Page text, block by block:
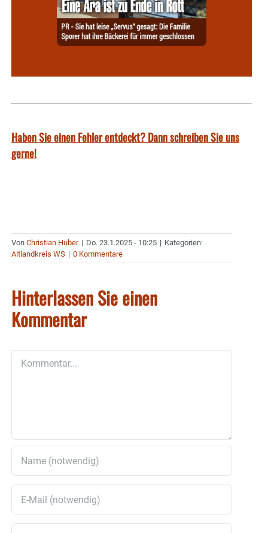
Haben Sie einen Fehler entdeckt? Dann schreiben Sie uns
gerne!
Von Christian Huber | Do. 23.1.2025 - 10:25 | Kategorien:
Altlandkreis WS | 0 Kommentare
Hinterlassen Sie einen
Kommentar